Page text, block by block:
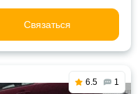
Связаться
6.5 1